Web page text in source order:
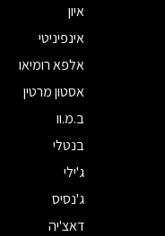
איון
אינפיניטי
אלפא רומיאו
אסטון מרטין
ב.מ.וו
בנטלי
ג'ילי
ג'נסיס
דאצ'יה